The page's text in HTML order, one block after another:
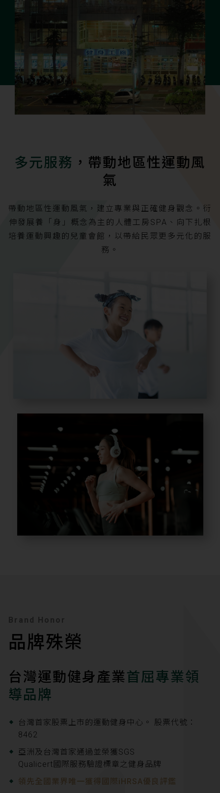
多元服務 ，帶動地區性運動風
氣
帶動地區性運動風氣，建立專業與正確健身觀念。衍
伸發展養「身」概念為主的人體工房SPA、向下扎根
培養運動興趣的兒童會館，以帶給民眾更多元化的服
務。
Brand Honor
品牌殊榮
台灣運動健身產業首屈專業領
導品牌
台灣首家股票上市的運動健身中心。 股票代號：
8462
亞洲及台灣首家通過並榮獲SGS
Qualicert國際服務驗證標章之健身品牌
領先全國業界唯一獲得國際iHRSA優良評鑑